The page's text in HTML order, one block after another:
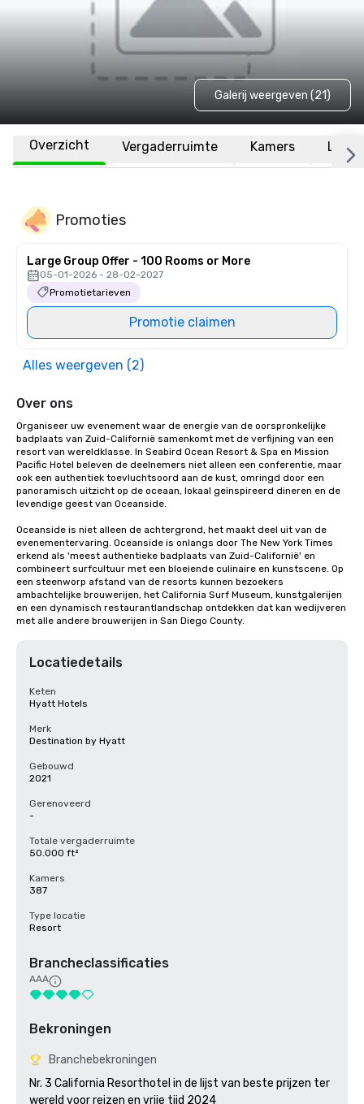
Galerij weergeven (21)
Overzicht Vergaderruimte Kamers
Promoties
Large Group Offer - 100 Rooms or More
05-01-2026 - 28-02-2027
Promotietarieven
Promotie claimen
Alles weergeven (2)
Over ons
Organiseer uw evenement waar de energie van de oorspronkelijke
badplaats van Zuid-Californië samenkomt met de verfijning van een
resort van wereldklasse. In Seabird Ocean Resort & Spa en Mission
Pacific Hotel beleven de deelnemers niet alleen een conferentie, maar
ook een authentiek toevluchtsoord aan de kust, omringd door een
panoramisch uitzicht op de oceaan, lokaal geïnspireerd dineren en de
levendige geest van Oceanside.
Oceanside is niet alleen de achtergrond, het maakt deel uit van de
evenementervaring. Oceanside is onlangs door The New York Times
erkend als 'meest authentieke badplaats van Zuid-Californië' en
combineert surfcultuur met een bloeiende culinaire en kunstscene. Op
een steenworp afstand van de resorts kunnen bezoekers
ambachtelijke brouwerijen, het California Surf Museum, kunstgalerijen
en een dynamisch restaurantlandschap ontdekken dat kan wedijveren
met alle andere brouwerijen in San Diego County.
Locatiedetails
Keten
Hyatt Hotels
Merk
Destination by Hyatt
Gebouwd
2021
Gerenoveerd
-
Totale vergaderruimte
50.000 ft²
Kamers
387
Type locatie
Resort
Brancheclassificaties
AAA
Bekroningen
Branchebekroningen
Nr. 3 California Resorthotel in de lijst van beste prijzen ter
wereld voor reizen en vrije tijd 2024